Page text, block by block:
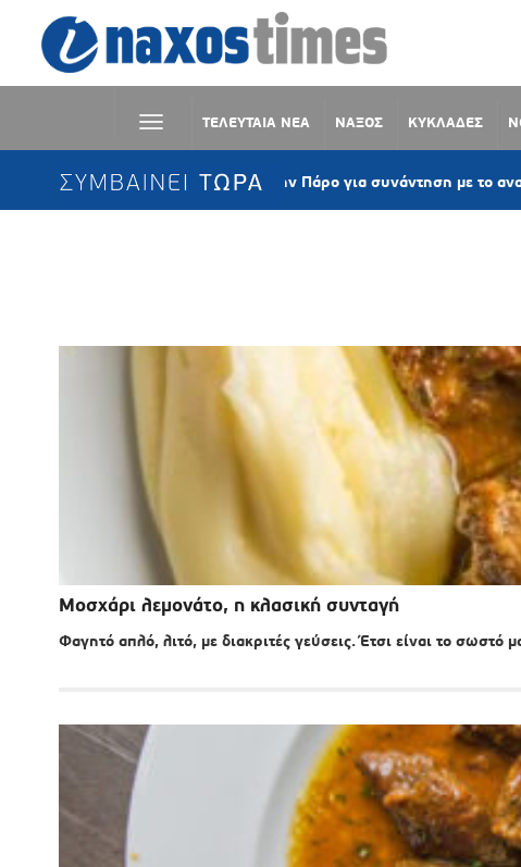
ΤΕΛΕΥΤΑΙΑ ΝΕΑ ΝΑΞΟΣ ΚΥΚΛΑΔΕΣ
ΣΥΜΒΑΙΝΕΙ ΤΩΡΑ
Ο Μάκης Τσίτας στην Πάρο για συνάντηση με το αναγνωστικό
Μοσχάρι λεμονάτο, η κλασική συνταγή
Φαγητό απλό, λιτό, με διακριτές γεύσεις. Έτσι είναι το